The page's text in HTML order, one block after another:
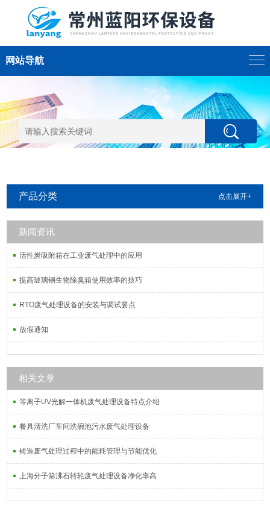
网站导航
产品分类 点击展开+
新闻资讯
活性炭吸附箱在工业废气处理中的应用
提高玻璃钢生物除臭箱使用效率的技巧
RTO废气处理设备的安装与调试要点
放假通知
相关文章
等离子UV光解一体机废气处理设备特点介绍
餐具清洗厂车间洗碗池污水废气处理设备
铸造废气处理过程中的能耗管理与节能优化
上海分子筛沸石转轮废气处理设备净化率高